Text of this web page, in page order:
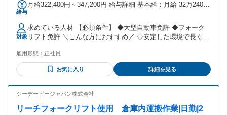
給与
月給322,400円～347,200円 給与詳細 基本給：月給 32万2400
で支払われる通勤・皆勤・家族手当金額：なし 全員に一律で
支払われるその他手当金額：なし
対象
求めている人材 【必須条件】 ◆大型自動車免許 ◆フォーク
リフト免許 ＼こんな方におすすめ／ ◇安定した環境で長く働
◇多様な案件に携わりたい方 ◇専門的なスキルを活かして、
プロフェッショナルとして活躍したい方
雇用形態： 正社員
お気に入り 詳細を見る
シーデーピージャパン株式会社
リーチフォークリフト使用 倉庫内運搬作業|日勤|2